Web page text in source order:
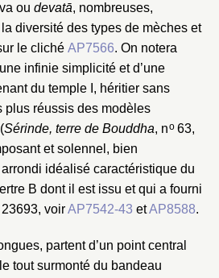
ou devatā, nombreuses,
diversité des types de mèches et
le cliché AP7566. On notera
infinie simplicité et d’une
du temple I, héritier sans
plus réussis des modèles
Sérinde, terre de Bouddha, no63,
et solennel, bien
idéalisé caractéristique du
B dont il est issu et qui a fourni
voirAP7542-43 etAP8588.
partent d’un point central
tout surmonté du bandeau